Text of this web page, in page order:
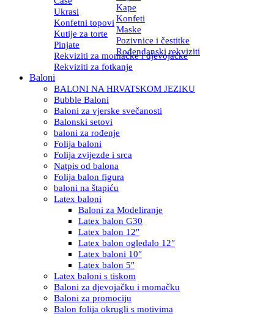
Ukrasi
Kape
Konfetni topovi Konfeti
Kutije za torte
Maske
Pinjate
Pozivnice i čestitke
Rekviziti za momačke i djevojačke
Rođendanski rekviziti
Rekviziti za fotkanje
Baloni
BALONI NA HRVATSKOM JEZIKU
Bubble Baloni
Baloni za vjerske svečanosti
Balonski setovi
baloni za rođenje
Folija baloni
Folija zvijezde i srca
Natpis od balona
Folija balon figura
baloni na štapiću
Latex baloni
Baloni za Modeliranje
Latex balon G30
Latex balon 12″
Latex balon ogledalo 12″
Latex baloni 10″
Latex balon 5″
Latex baloni s tiskom
Baloni za djevojačku i momačku
Baloni za promociju
Balon folija okrugli s motivima